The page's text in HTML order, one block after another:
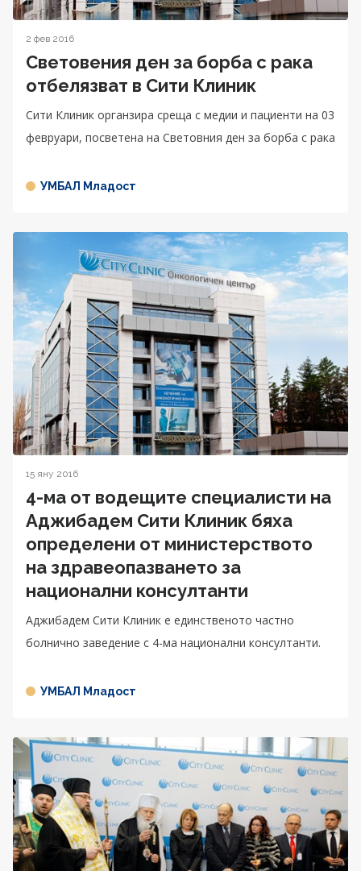
2 фев 2016
Световения ден за борба с рака
oтбелязват в Сити Клиник
Сити Клиник органзира среща с медии и пациенти на 03
февруари, посветена на Световния ден за борба с рака
УМБАЛ Младост
15 яну 2016
4-ма от водещите специалисти на
Аджибадем Сити Клиник бяха
определени от министерството
на здравеопазването за
национални консултанти
Аджибадем Сити Клиник е единственото частно
болнично заведение с 4-ма национални консултанти.
УМБАЛ Младост